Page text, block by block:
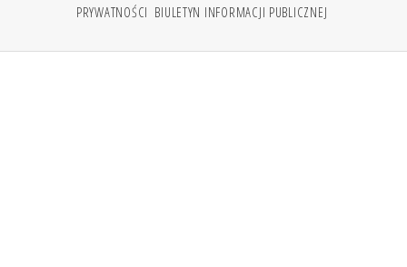
PRYWATNOŚCI BIULETYN INFORMACJI PUBLICZNEJ